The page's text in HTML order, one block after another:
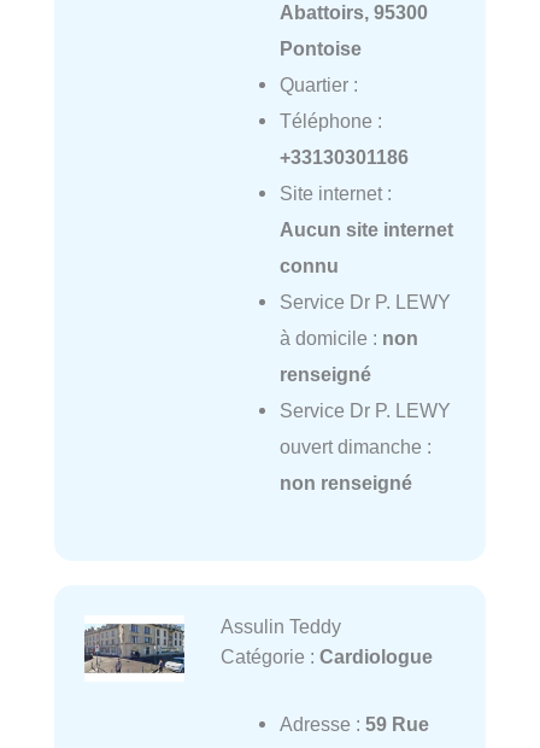
Abattoirs, 95300
Pontoise
Quartier :
Téléphone :
+33130301186
Site internet :
Aucun site internet
connu
Service Dr P. LEWY
à domicile : non
renseigné
Service Dr P. LEWY
ouvert dimanche :
non renseigné
Assulin Teddy
Catégorie : Cardiologue
Adresse : 59 Rue